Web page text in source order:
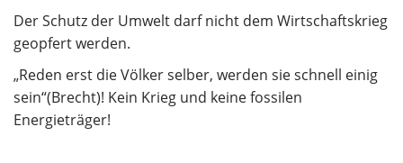
Der Schutz der Umwelt darf nicht dem Wirtschaftskrieg
geopfert werden.
„Reden erst die Völker selber, werden sie schnell einig
sein“(Brecht)! Kein Krieg und keine fossilen
Energieträger!